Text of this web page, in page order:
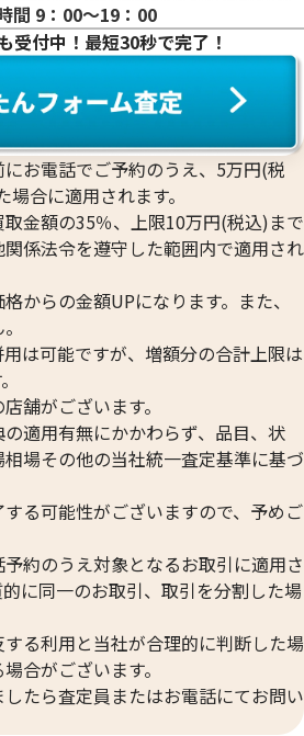
18金 (K18) 喜平リ
3.2g
参考買取価格
71,900 円
星工業 戌
24金 (K24) カレ
2g
参考買取価格
59,500円
間 9：00〜19：00
受付中！最短30秒で完了！
お電話でご予約のうえ、5万円(税
合に適用されます。
金額の35％、上限10万円(税込)まで
係法令を遵守した範囲内で適用され
からの金額UPになります。また、
は可能ですが、増額分の合計上限は
舗がございます。
適用有無にかかわらず、品目、状
場その他の当社統一査定基準に基づ
る可能性がございますので、予めご
約のうえ対象となるお取引に適用さ
に同一のお取引、取引を分割した場
る利用と当社が合理的に判断した場
合がございます。
たら査定員またはお電話にてお問い